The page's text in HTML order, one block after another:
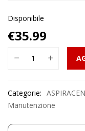
Disponibile
€35.99
Categorie:
Manutenzione